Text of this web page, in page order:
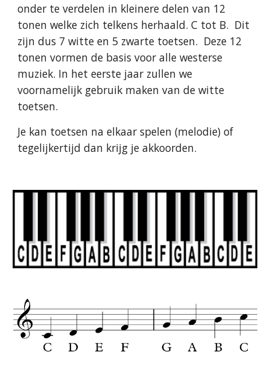
onder te verdelen in kleinere delen van 12
tonen welke zich telkens herhaald. C tot B. Dit
zijn dus 7 witte en 5 zwarte toetsen. Deze 12
tonen vormen de basis voor alle westerse
muziek. In het eerste jaar zullen we
voornamelijk gebruik maken van de witte
toetsen.
Je kan toetsen na elkaar spelen (melodie) of
tegelijkertijd dan krijg je akkoorden.